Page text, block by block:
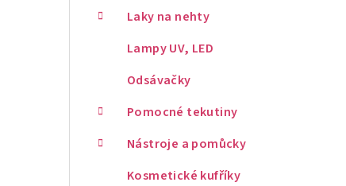
Laky na nehty
Lampy UV, LED
Odsávačky
Pomocné tekutiny
Nástroje a pomůcky
Kosmetické kufříky